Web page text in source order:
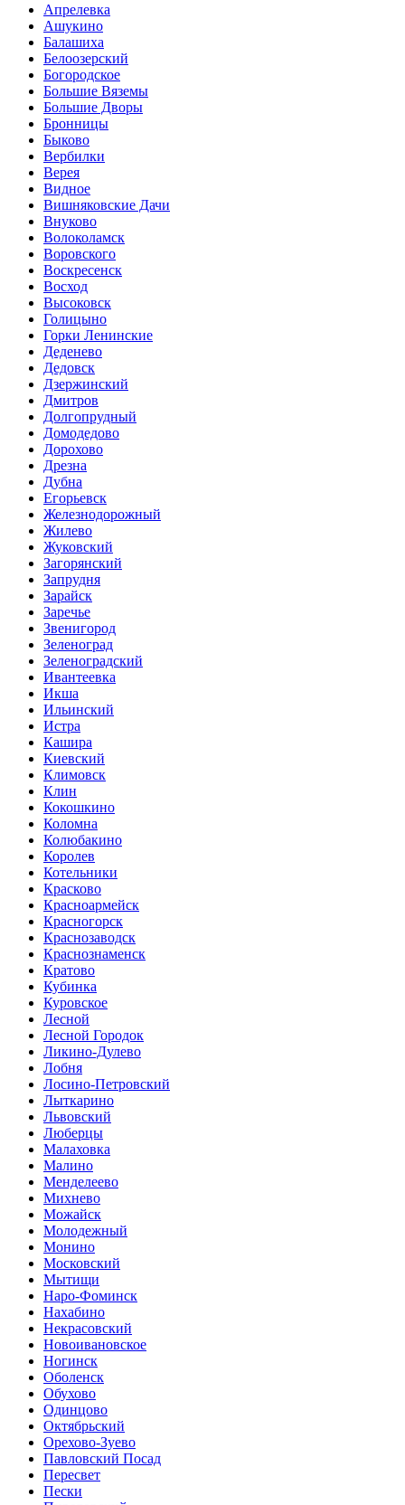
Апрелевка
Ашукино
Балашиха
Белоозерский
Богородское
Большие Вяземы
Большие Дворы
Бронницы
Быково
Вербилки
Верея
Видное
Вишняковские Дачи
Внуково
Волоколамск
Воровского
Воскресенск
Восход
Высоковск
Голицыно
Горки Ленинские
Деденево
Дедовск
Дзержинский
Дмитров
Долгопрудный
Домодедово
Дорохово
Дрезна
Дубна
Егорьевск
Железнодорожный
Жилево
Жуковский
Загорянский
Запрудня
Зарайск
Заречье
Звенигород
Зеленоград
Зеленоградский
Ивантеевка
Икша
Ильинский
Истра
Кашира
Киевский
Климовск
Клин
Кокошкино
Коломна
Колюбакино
Королев
Котельники
Красково
Красноармейск
Красногорск
Краснозаводск
Краснознаменск
Кратово
Кубинка
Куровское
Лесной
Лесной Городок
Ликино-Дулево
Лобня
Лосино-Петровский
Лыткарино
Львовский
Люберцы
Малаховка
Малино
Менделеево
Михнево
Можайск
Молодежный
Монино
Московский
Мытищи
Наро-Фоминск
Нахабино
Некрасовский
Новоивановское
Ногинск
Оболенск
Обухово
Одинцово
Октябрьский
Орехово-Зуево
Павловский Посад
Пересвет
Пески